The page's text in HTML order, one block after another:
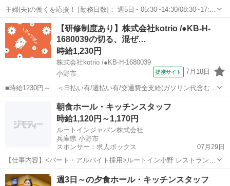
主婦(夫)の働くを応援！ [勤務日数]： 週5日~ 05:30~14:30/08:30~17:30
[勤務地・最寄駅]： 兵庫県小野市匠台72-1 株式会社魚国総本社 大阪
本部 大村(兵庫県)駅自動車5分 [職種名]...
兵庫 小野市 キッチン
【研修制度あり】株式会社kotrio /●KB-H-
1680039の切る、混ぜ…
時給1,230円
株式会社kotrio /●KB-H-1680039
小野市
提携サイト 7月18日
■時給1230円～ ＜日払い有/週払い有/交通費全支給(ガソリン代含む)
＞ ■小野市鹿野町字中ノ沢 ■派遣社員 ■入社日応相談、未経験歓迎、
経験者・有資格者歓迎、新卒・第二新卒歓迎、女性活躍中、主婦・主
夫歓迎、フリーター歓迎...
キッチン
朝食ホール・キッチンスタッフ
時給1,120円～1,170円
ルートインジャパン株式会社
兵庫県 小野市
スポンサー：求人ボックス
07月29日
【仕事内容】<パート・アルバイト採用>ルートイン小野 レストラン
(朝食)のお仕事 未経験者歓迎します!勤務時間 5:45～11:30 <履歴書不
要(面接時)> RIJ38 RIJ50 バイキングスタイルのホテル内朝食レストラ
アルバイト・パート
週3日～の夕食ホール・キッチンスタッフ